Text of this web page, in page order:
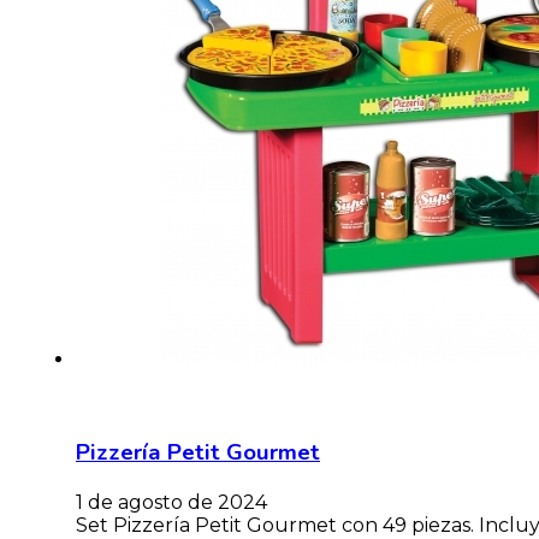
Pizzería Petit Gourmet
1 de agosto de 2024
Set Pizzería Petit Gourmet con 49 piezas.